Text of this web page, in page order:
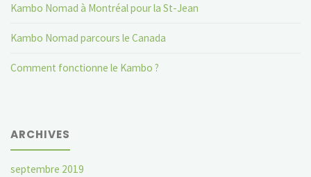
Kambo Nomad à Montréal pour la St-Jean
Kambo Nomad parcours le Canada
Comment fonctionne le Kambo ?
ARCHIVES
septembre 2019